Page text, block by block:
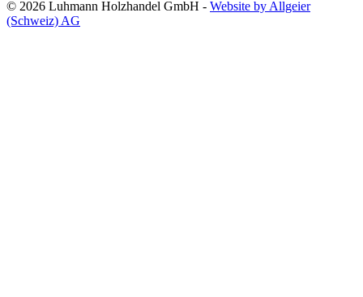
© 2026 Luhmann Holzhandel GmbH - Website by Allgeier
(Schweiz) AG